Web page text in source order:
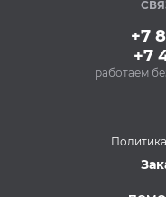
Eco
+7
+7
работаем